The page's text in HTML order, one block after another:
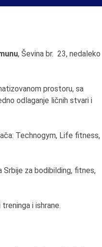
, Ševina br. 23, nedaleko
prostoru, sa
odlaganje ličnih stvari i
Technogym, Life fitness,
za bodibilding, fitnes,
i ishrane.